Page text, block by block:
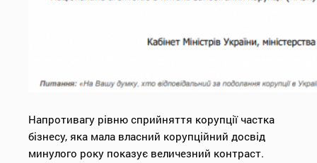
Напротивагу рівню сприйняття корупції частка
бізнесу, яка мала власний корупційний досвід
минулого року показує величезний контраст.